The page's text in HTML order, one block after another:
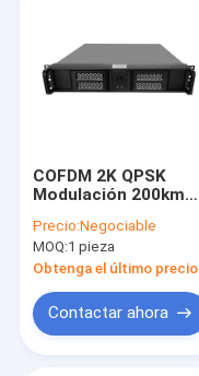
COFDM 2K QPSK
Modulación 200km
900mhz Transmisor
y receptor de RF para
navegación marítima
Precio:Negociable
MOQ:1 pieza
Obtenga el último precio
Contactar ahora